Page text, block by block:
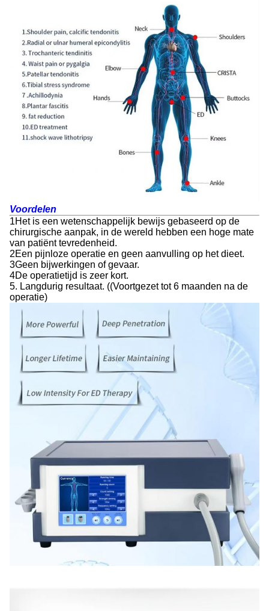
Voordelen
1Het is een wetenschappelijk bewijs gebaseerd op de
chirurgische aanpak, in de wereld hebben een hoge mate
van patiënt tevredenheid.
2Een pijnloze operatie en geen aanvulling op het dieet.
3Geen bijwerkingen of gevaar.
4De operatietijd is zeer kort.
5. Langdurig resultaat. ((Voortgezet tot 6 maanden na de
operatie)